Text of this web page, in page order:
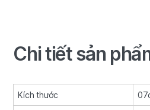
Chi tiết sản
Kích thước